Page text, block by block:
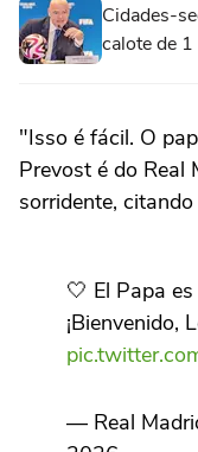
Cidades-
calote de
"Isso é fácil. O
Prevost é do Real
sorridente,
🤍 El Papa
¡Bienvenido,
— Real